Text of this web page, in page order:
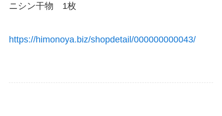
ニシン干物 1枚
https://himonoya.biz/shopdetail/000000000043/